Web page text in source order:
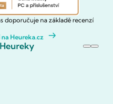
doporučuje na základě recenzí
Heureka.cz